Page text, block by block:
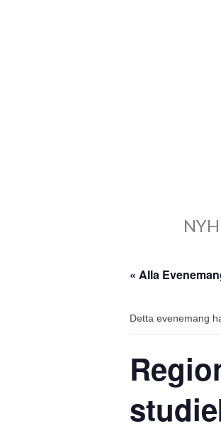
« Alla
Detta evenemang